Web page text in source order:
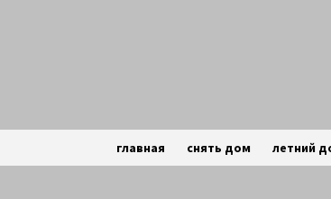
главная снять дом летний